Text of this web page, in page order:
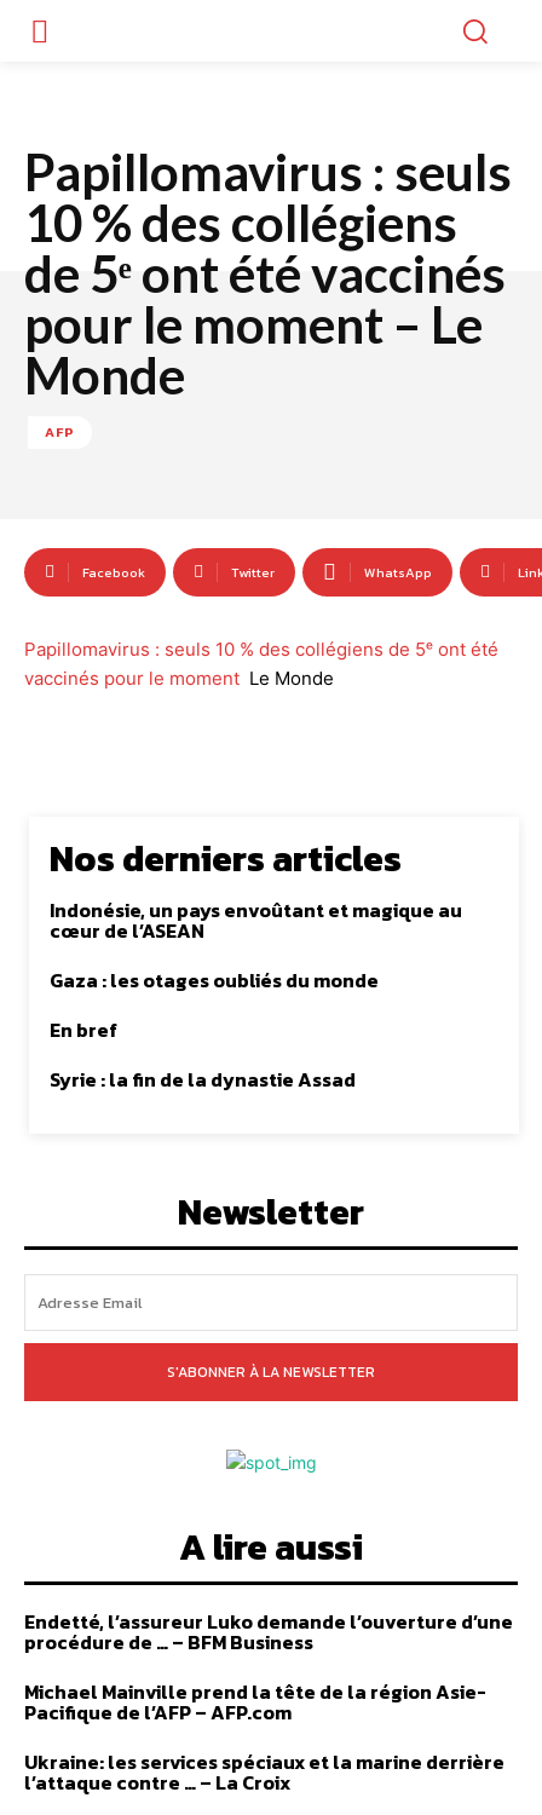
Papillomavirus : seuls
10 % des collégiens
de 5ᵉ ont été vaccinés
pour le moment – Le
Monde
AFP
Facebook Twitter WhatsApp
Papillomavirus : seuls 10 % des collégiens de 5ᵉ ont été
vaccinés pour le moment Le Monde
Nos derniers articles
Indonésie, un pays envoûtant et magique au
cœur de l’ASEAN
Gaza : les otages oubliés du monde
En bref
Syrie : la fin de la dynastie Assad
Newsletter
S'ABONNER À LA NEWSLETTER
A lire aussi
Endetté, l’assureur Luko demande l’ouverture d’une
procédure de … – BFM Business
Michael Mainville prend la tête de la région Asie-
Pacifique de l’AFP – AFP.com
Ukraine: les services spéciaux et la marine derrière
l’attaque contre … – La Croix